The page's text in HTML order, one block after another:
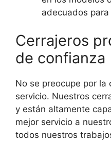
adecuados
Cerrajeros
de confianza
No se preocupe por
servicio. Nuestros
y están altamente
mejor servicio a
todos nuestros